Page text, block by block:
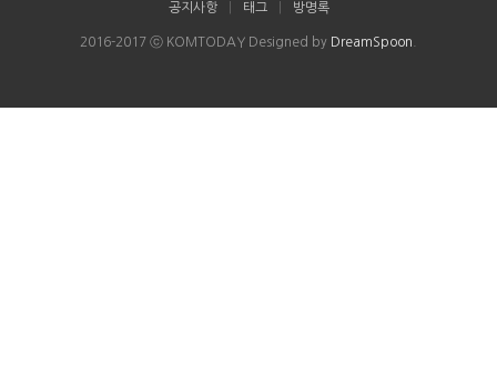
공지사항 태그 방명록
2016-2017 ⓒ KOMTODAY Designed by DreamSpoon